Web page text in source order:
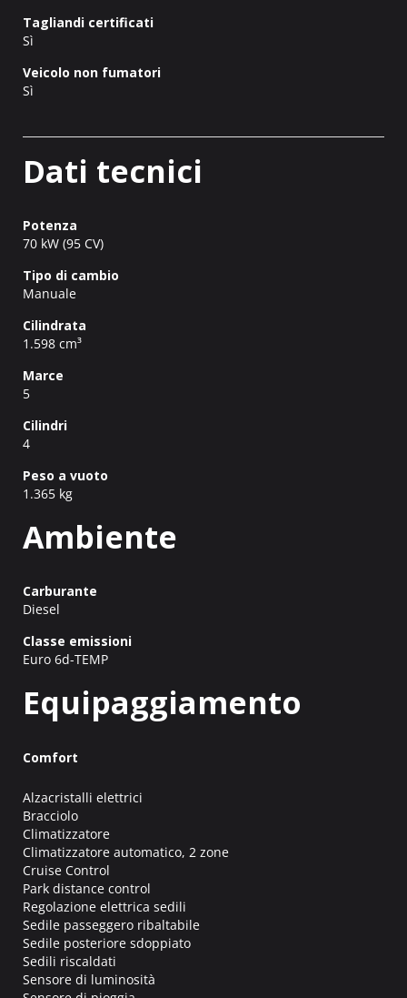
Tagliandi certificati
Sì
Veicolo non fumatori
Sì
Dati tecnici
Potenza
70 kW (95 CV)
Tipo di cambio
Manuale
Cilindrata
1.598 cm³
Marce
5
Cilindri
4
Peso a vuoto
1.365 kg
Ambiente
Carburante
Diesel
Classe emissioni
Euro 6d-TEMP
Equipaggiamento
Comfort
Alzacristalli elettrici
Bracciolo
Climatizzatore
Climatizzatore automatico, 2 zone
Cruise Control
Park distance control
Regolazione elettrica sedili
Sedile passeggero ribaltabile
Sedile posteriore sdoppiato
Sedili riscaldati
Sensore di luminosità